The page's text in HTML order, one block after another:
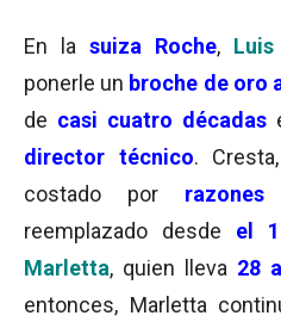
En la suiza Roche,
ponerle un broche de oro
de casi cuatro décadas
director técnico.
costado por
reemplazado desde el
Marletta, quien lleva 28
entonces, Marletta